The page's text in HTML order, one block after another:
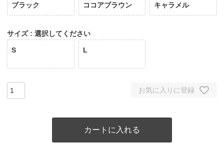
ブラック ココアブラウン キャラメル
サイズ 選択してください
S L
お気に入りに登録
カートに入れる